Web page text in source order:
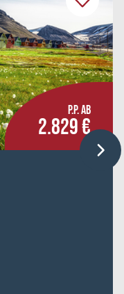
P.P. AB
2.829 €